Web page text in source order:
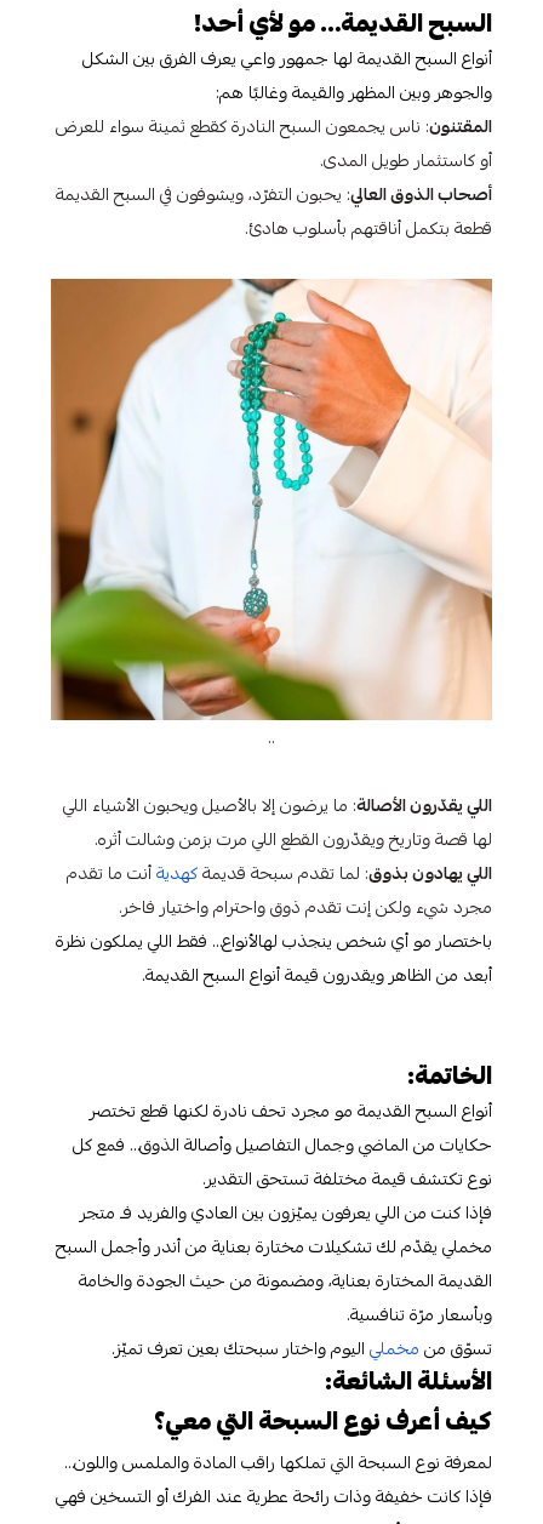
السبح القديمة… مو لأي أحد!
أنواع السبح القديمة لها جمهور واعي يعرف الفرق بين الشكل
والجوهر وبين المظهر والقيمة وغالبًا هم:
المقتنون: ناس يجمعون السبح النادرة كقطع ثمينة سواء للعرض
أو كاستثمار طويل المدى.
أصحاب الذوق العالي: يحبون التفرّد، ويشوفون في السبح القديمة
قطعة بتكمل أناقتهم بأسلوب هادئ.
اللي يقدّرون الأصالة: ما يرضون إلا بالأصيل ويحبون الأشياء اللي
لها قصة وتاريخ ويقدّرون القطع اللي مرت بزمن وشالت أثره.
اللي يهادون بذوق: لما تقدم سبحة قديمةكهديةأنت ما تقدم
مجرد شيء ولكن إنت تقدم ذوق واحترام واختيار فاخر.
باختصار مو أي شخص ينجذب لهالأنواع… فقط اللي يملكون نظرة
أبعد من الظاهر ويقدرون قيمة أنواع السبح القديمة.
الخاتمة:
أنواع السبح القديمة مو مجرد تحف نادرة لكنها قطع تختصر
حكايات من الماضي وجمال التفاصيل وأصالة الذوق… فمع كل
نوع تكتشف قيمة مختلفة تستحق التقدير.
فإذا كنت من اللي يعرفون يميّزون بين العادي والفريد فـ متجر
مخملي يقدّم لك تشكيلات مختارة بعناية من أندر وأجمل السبح
القديمة المختارة بعناية، ومضمونة من حيث الجودة والخامة
وبأسعار مرّة تنافسية.
تسوّق منمخملياليوم واختار سبحتك بعين تعرف تميّز.
الأسئلة الشائعة:
كيف أعرف نوع السبحة التي معي؟
لمعرفة نوع السبحة التي تملكها راقب المادة والملمس واللون…
فإذا كانت خفيفة وذات رائحة عطرية عند الفرك أو التسخين فهي